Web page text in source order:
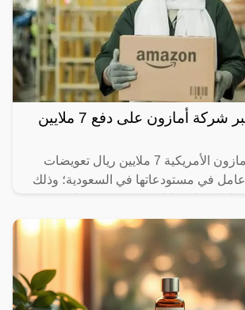
السعودية تجبر شركة أمازون على دفع 7 ملايين
دفعت شركة أمازون الأمريكية 7 ملايين ريال تعويضات
لأكثر من 700 عامل في مستودعاتها في السعودية؛ وذلك